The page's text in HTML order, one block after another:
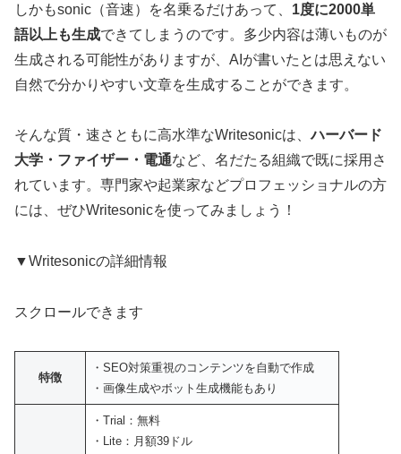
しかもsonic（音速）を名乗るだけあって、 1度に2000単
語以上も生成できてしまうのです。多少内容は薄いものが
生成される可能性がありますが、AIが書いたとは思えない
自然で分かりやすい文章を生成することができます。
そんな質・速さともに高水準なWritesonicは、ハーバード
大学・ファイザー・電通など、名だたる組織で既に採用さ
れています。専門家や起業家などプロフェッショナルの方
には、ぜひWritesonicを使ってみましょう！
▼Writesonicの詳細情報
スクロールできます
特徴
・SEO対策重視のコンテンツを自動で作成
・画像生成やボット生成機能もあり
・Trial：無料
・Lite：月額39ドル